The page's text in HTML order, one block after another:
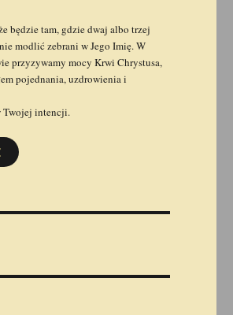
będzie tam, gdzie dwaj albo trzej
modlić zebrani w Jego Imię. W
przyzywamy mocy Krwi Chrystusa,
pojednania, uzdrowienia i
intencji.